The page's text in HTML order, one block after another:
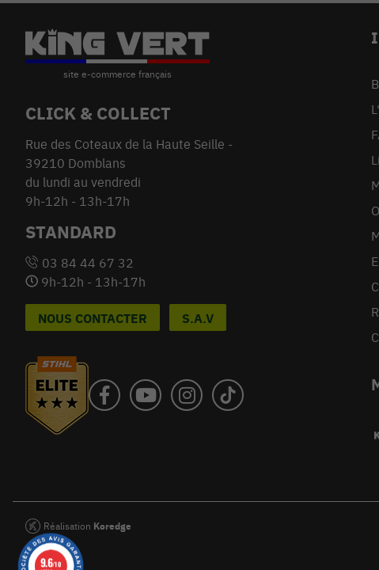
CLICK & COLLECT
Rue des Coteaux de la Haute Seille -
39210 Domblans
du lundi au vendredi
9h-12h - 13h-17h
STANDARD
03 84 44 67 32
9h-12h - 13h-17h
NOUS CONTACTER S.A.V
Réalisation Koredge
9.6/10